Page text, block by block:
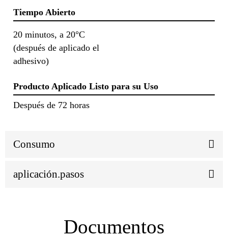
Tiempo Abierto
20 minutos, a 20°C
(después de aplicado el
adhesivo)
Producto Aplicado Listo para su Uso
Después de 72 horas
Consumo
aplicación.pasos
Documentos